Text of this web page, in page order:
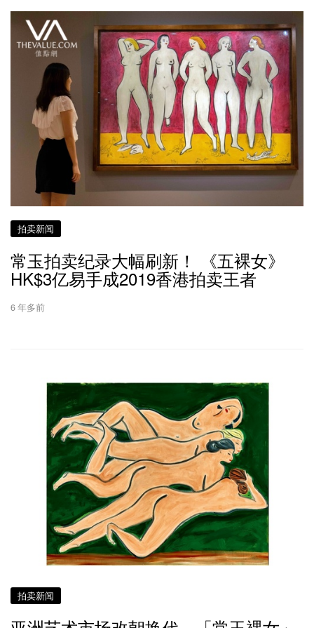
拍卖新闻
常玉拍卖纪录大幅刷新！ 《五裸女》
HK$3亿易手成2019香港拍卖王者
6 年多前
拍卖新闻